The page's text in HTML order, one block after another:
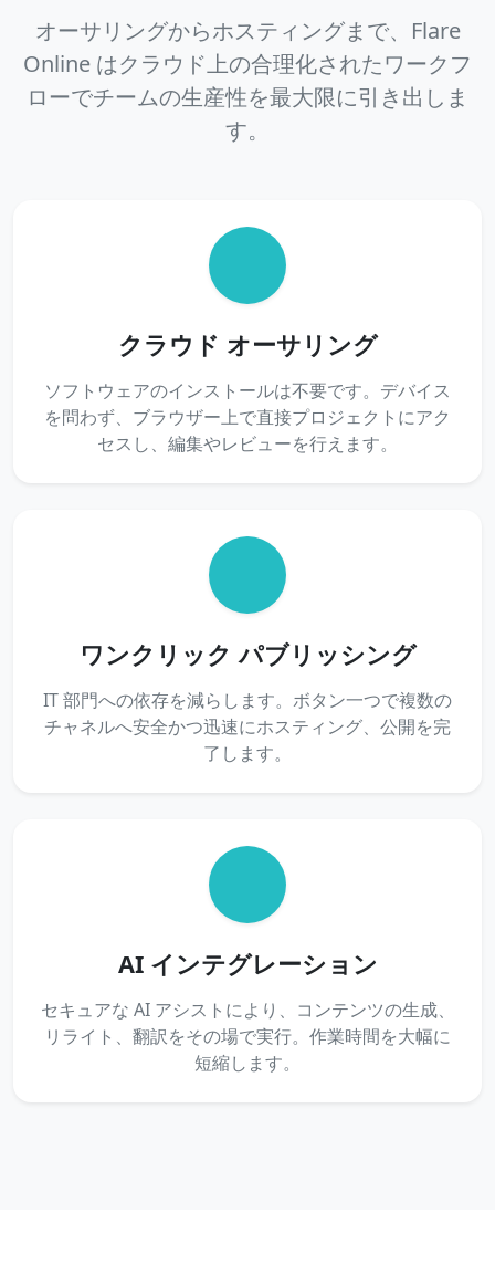
オーサリングからホスティングまで、Flare
Online はクラウド上の合理化されたワークフ
ローでチームの生産性を最大限に引き出しま
す。
クラウド オーサリング
ソフトウェアのインストールは不要です。デバイス
を問わず、ブラウザー上で直接プロジェクトにアク
セスし、編集やレビューを行えます。
ワンクリック パブリッシング
IT 部門への依存を減らします。ボタン一つで複数の
チャネルへ安全かつ迅速にホスティング、公開を完
了します。
AI インテグレーション
セキュアな AI アシストにより、コンテンツの生成、
リライト、翻訳をその場で実行。作業時間を大幅に
短縮します。